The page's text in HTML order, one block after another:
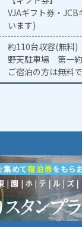
VJAギフト券・
います)
約110台収容(無料)
野天駐車場 第一
ご宿泊の方は無料